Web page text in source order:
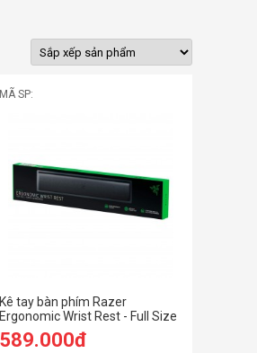
MÃ SP:
Kê tay bàn phím Razer
Ergonomic Wrist Rest - Full Size
KYB (not Pro)
589.000đ